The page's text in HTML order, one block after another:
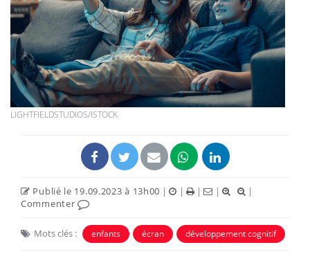
LIGHTFIELDSTUDIOS/ISTOCK
Publié le 19.09.2023 à 13h00 | | | |
|
Commenter
Mots clés : enfants écran développement cognitif